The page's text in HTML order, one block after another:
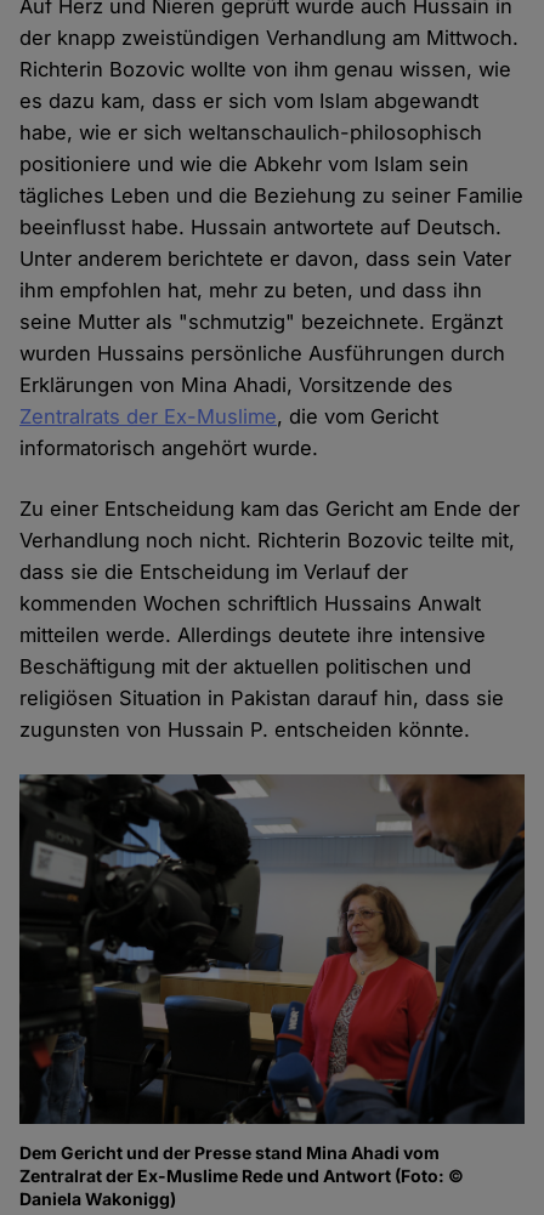
Auf Herz und Nieren geprüft wurde auch Hussain in
der knapp zweistündigen Verhandlung am Mittwoch.
Richterin Bozovic wollte von ihm genau wissen, wie
es dazu kam, dass er sich vom Islam abgewandt
habe, wie er sich weltanschaulich-philosophisch
positioniere und wie die Abkehr vom Islam sein
tägliches Leben und die Beziehung zu seiner Familie
beeinflusst habe. Hussain antwortete auf Deutsch.
Unter anderem berichtete er davon, dass sein Vater
ihm empfohlen hat, mehr zu beten, und dass ihn
seine Mutter als "schmutzig" bezeichnete. Ergänzt
wurden Hussains persönliche Ausführungen durch
Erklärungen von Mina Ahadi, Vorsitzende des
Zentralrats der Ex-Muslime, die vom Gericht
informatorisch angehört wurde.
Zu einer Entscheidung kam das Gericht am Ende der
Verhandlung noch nicht. Richterin Bozovic teilte mit,
dass sie die Entscheidung im Verlauf der
kommenden Wochen schriftlich Hussains Anwalt
mitteilen werde. Allerdings deutete ihre intensive
Beschäftigung mit der aktuellen politischen und
religiösen Situation in Pakistan darauf hin, dass sie
zugunsten von Hussain P. entscheiden könnte.
Dem Gericht und der Presse stand Mina Ahadi vom
Zentralrat der Ex-Muslime Rede und Antwort (Foto: ©
Daniela Wakonigg)